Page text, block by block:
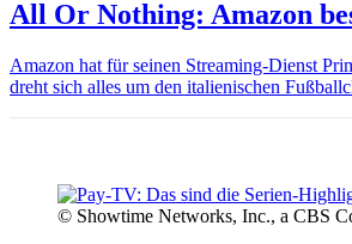
All Or Nothing: Amazon
Amazon hat für seinen Streaming-Dienst
dreht sich alles um den italienischen
© Showtime Networks, Inc., a CBS